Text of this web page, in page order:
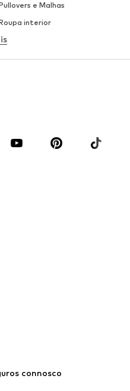
e Malhas
interior
e Blazers
connosco